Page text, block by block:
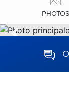
PHOTOS